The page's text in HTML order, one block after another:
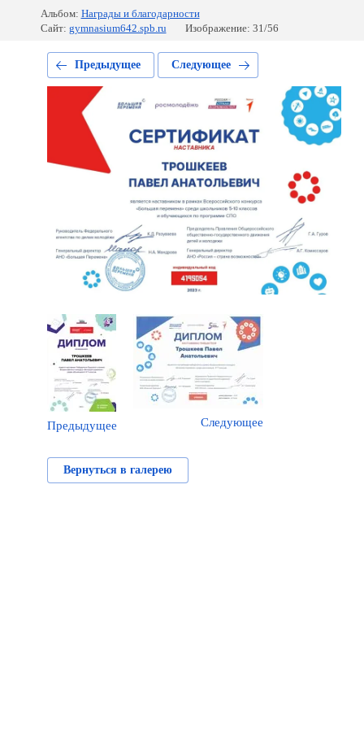
Альбом: Награды и благодарности
Сайт: gymnasium642.spb.ru Изображение: 31/56
Предыдущее Следующее
Предыдущее Следующее
Вернуться в галерею